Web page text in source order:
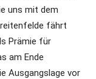
uns mit dem
fährt
Prämie für
am Ende
Ausgangslage vor